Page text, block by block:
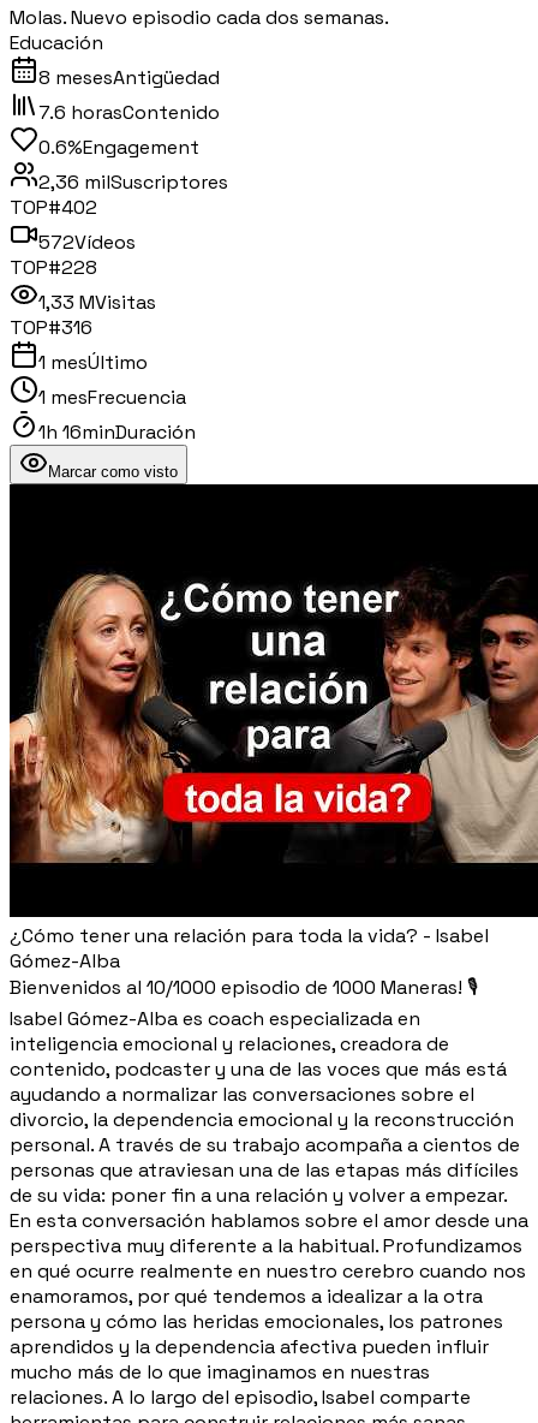
Molas. Nuevo episodio cada dos semanas.
Educación
8 mesesAntigüedad
7.6 horasContenido
0.6%Engagement
2,36 milSuscriptores
TOP#402
572Vídeos
TOP#228
1,33 MVisitas
TOP#316
1 mesÚltimo
1 mesFrecuencia
1h 16minDuración
Marcar como visto
¿Cómo tener una relación para toda la vida? - Isabel
Gómez-Alba
Bienvenidos al 10/1000 episodio de 1000 Maneras! 🎙️
Isabel Gómez-Alba es coach especializada en
inteligencia emocional y relaciones, creadora de
contenido, podcaster y una de las voces que más está
ayudando a normalizar las conversaciones sobre el
divorcio, la dependencia emocional y la reconstrucción
personal. A través de su trabajo acompaña a cientos de
personas que atraviesan una de las etapas más difíciles
de su vida: poner fin a una relación y volver a empezar.
En esta conversación hablamos sobre el amor desde una
perspectiva muy diferente a la habitual. Profundizamos
en qué ocurre realmente en nuestro cerebro cuando nos
enamoramos, por qué tendemos a idealizar a la otra
persona y cómo las heridas emocionales, los patrones
aprendidos y la dependencia afectiva pueden influir
mucho más de lo que imaginamos en nuestras
relaciones. A lo largo del episodio, Isabel comparte